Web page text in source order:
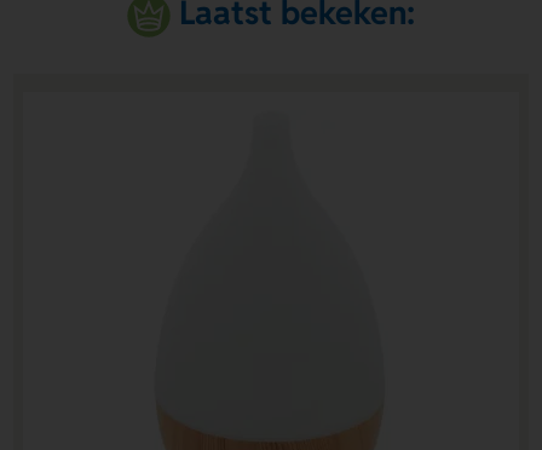
Laatst bekeken: